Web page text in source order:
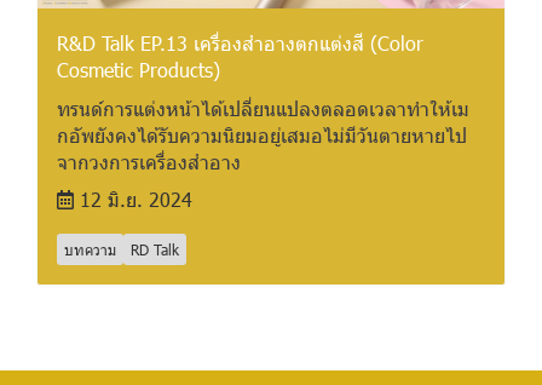
R&D Talk EP.13 เครื่องสำอางตกแต่งสี (Color
Cosmetic Products)
ทรนด์การแต่งหน้าได้เปลี่ยนแปลงตลอดเวลาทำให้เม
กอัพยังคงได้รับความนิยมอยู่เสมอไม่มีวันตายหายไป
จากวงการเครื่องสำอาง
12 มิ.ย. 2024
บทความ RD Talk